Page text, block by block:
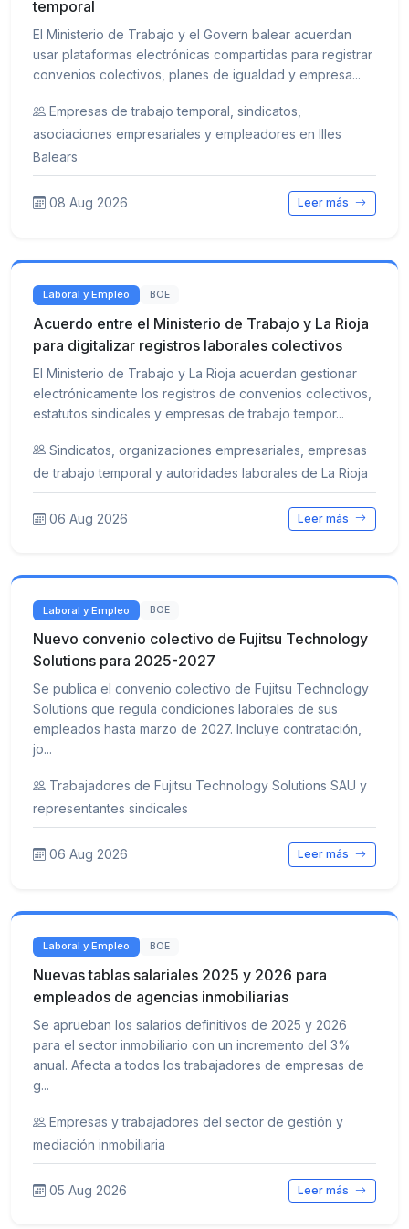
temporal
El Ministerio de Trabajo y el Govern balear acuerdan
usar plataformas electrónicas compartidas para registrar
convenios colectivos, planes de igualdad y empresa...
Empresas de trabajo temporal, sindicatos,
asociaciones empresariales y empleadores en Illes
Balears
08 Aug 2026 Leer más
Laboral y Empleo BOE
Acuerdo entre el Ministerio de Trabajo y La Rioja
para digitalizar registros laborales colectivos
El Ministerio de Trabajo y La Rioja acuerdan gestionar
electrónicamente los registros de convenios colectivos,
estatutos sindicales y empresas de trabajo tempor...
Sindicatos, organizaciones empresariales, empresas
de trabajo temporal y autoridades laborales de La Rioja
06 Aug 2026 Leer más
Laboral y Empleo BOE
Nuevo convenio colectivo de Fujitsu Technology
Solutions para 2025-2027
Se publica el convenio colectivo de Fujitsu Technology
Solutions que regula condiciones laborales de sus
empleados hasta marzo de 2027. Incluye contratación,
jo...
Trabajadores de Fujitsu Technology Solutions SAU y
representantes sindicales
06 Aug 2026 Leer más
Laboral y Empleo BOE
Nuevas tablas salariales 2025 y 2026 para
empleados de agencias inmobiliarias
Se aprueban los salarios definitivos de 2025 y 2026
para el sector inmobiliario con un incremento del 3%
anual. Afecta a todos los trabajadores de empresas de
g...
Empresas y trabajadores del sector de gestión y
mediación inmobiliaria
05 Aug 2026 Leer más